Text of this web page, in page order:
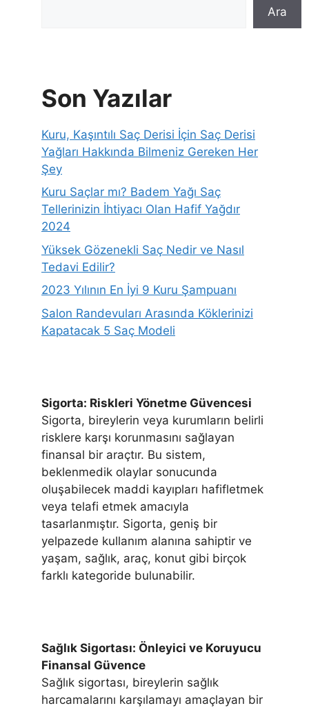
Ara
Son Yazılar
Kuru, Kaşıntılı Saç Derisi İçin Saç Derisi
Yağları Hakkında Bilmeniz Gereken Her
Şey
Kuru Saçlar mı? Badem Yağı Saç
Tellerinizin İhtiyacı Olan Hafif Yağdır
2024
Yüksek Gözenekli Saç Nedir ve Nasıl
Tedavi Edilir?
2023 Yılının En İyi 9 Kuru Şampuanı
Salon Randevuları Arasında Köklerinizi
Kapatacak 5 Saç Modeli
Sigorta: Riskleri Yönetme Güvencesi
Sigorta, bireylerin veya kurumların belirli
risklere karşı korunmasını sağlayan
finansal bir araçtır. Bu sistem,
beklenmedik olaylar sonucunda
oluşabilecek maddi kayıpları hafifletmek
veya telafi etmek amacıyla
tasarlanmıştır. Sigorta, geniş bir
yelpazede kullanım alanına sahiptir ve
yaşam, sağlık, araç, konut gibi birçok
farklı kategoride bulunabilir.
Sağlık Sigortası: Önleyici ve Koruyucu
Finansal Güvence
Sağlık sigortası, bireylerin sağlık
harcamalarını karşılamayı amaçlayan bir